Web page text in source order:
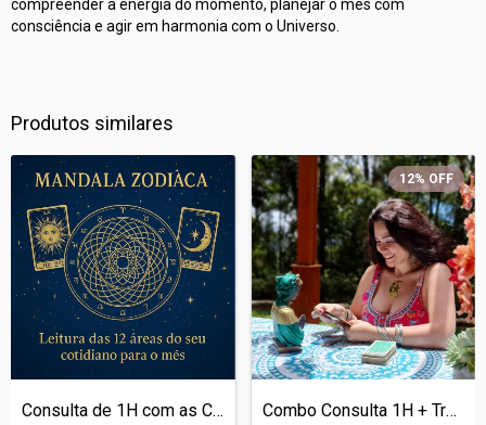
compreender a energia do momento, planejar o mês com
consciência e agir em harmonia com o Universo.
Produtos similares
Consulta de 1H com as Cartas Ciganas + M...
12% OFF
Combo Consulta 1H + Tratamento com Flora...